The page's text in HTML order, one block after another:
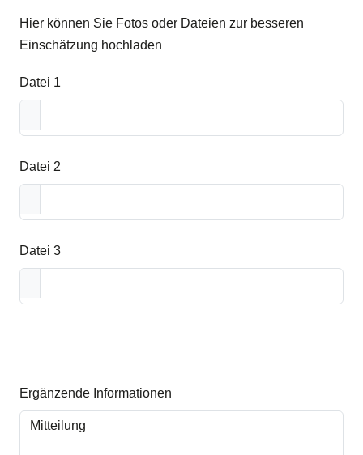
Hier können Sie Fotos oder Dateien zur besseren
Einschätzung hochladen
Datei 1
Datei 2
Datei 3
Ergänzende Informationen